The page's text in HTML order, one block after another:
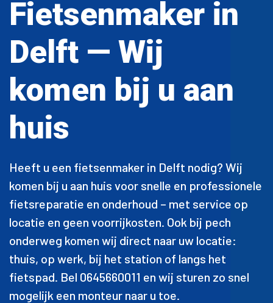
Fietsenmaker in
Delft — Wij
komen bij u aan
huis
Heeft u een fietsenmaker in Delft nodig? Wij
komen bij u aan huis voor snelle en professionele
fietsreparatie en onderhoud – met service op
locatie en geen voorrijkosten. Ook bij pech
onderweg komen wij direct naar uw locatie:
thuis, op werk, bij het station of langs het
fietspad. Bel 0645660011 en wij sturen zo snel
mogelijk een monteur naar u toe.